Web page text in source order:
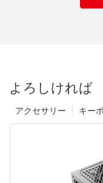
よろしければ
キー
アクセサリー